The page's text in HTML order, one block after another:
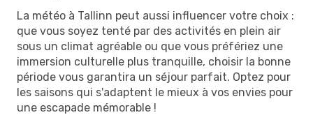
La météo à Tallinn peut aussi influencer votre choix :
que vous soyez tenté par des activités en plein air
sous un climat agréable ou que vous préfériez une
immersion culturelle plus tranquille, choisir la bonne
période vous garantira un séjour parfait. Optez pour
les saisons qui s'adaptent le mieux à vos envies pour
une escapade mémorable !